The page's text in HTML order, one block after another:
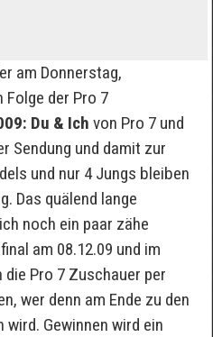
am Donnerstag,
Folge der Pro 7
Du & Ich von Pro 7 und
Sendung und damit zur
und nur 4 Jungs bleiben
Das quälend lange
noch ein paar zähe
am 08.12.09 und im
die Pro 7 Zuschauer per
wer denn am Ende zu den
wird. Gewinnen wird ein